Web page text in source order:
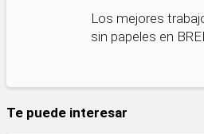
Los mejores
sin papeles en
Te puede interesar